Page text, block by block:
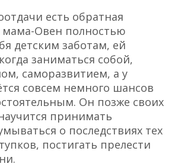
есть обратная
мама-Овен полностью
детским заботам, ей
заниматься собой,
саморазвитием, а у
совсем немного шансов
Он позже своих
принимать
о последствиях тех
постигать прелести